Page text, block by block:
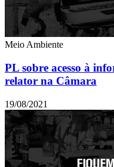
Meio Ambiente
PL sobre acesso à
relator na Câmara
19/08/2021